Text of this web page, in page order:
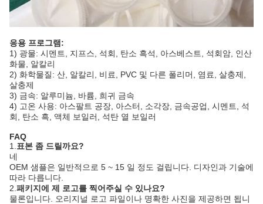
응용 프로그램:
1) 광물: 시멘트, 지프스, 석회, 탄소 흑석, 아스베스트, 석회암, 인산
화물, 알칼리
2) 화학물질: 산, 알칼리, 비료, PVC 및 다른 폴리머, 염료, 살충제,
살충제
3) 금속: 알루미늄, 바륨, 희귀 금속
4) 고온 사용: 아스팔트 공장, 아스터, 소각장, 금속공업, 시멘트, 석
회, 탄소 흑, 액체 보일러, 석탄 열 보일러
FAQ
1. 표본 좀 드릴까요?
네
OEM 샘플은 일반적으로 5 ~ 15 일 정도 걸립니다. 디자인과 기술에
따라 다릅니다.
2. 패키지에 제 로고를 찍어주실 수 있나요?
물론입니다. 오리지널 로고 파일이나 명확한 사진을 제공하면 됩니